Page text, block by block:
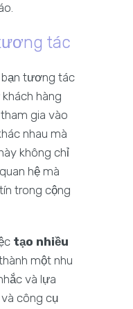
tác
bạn tương tác
hàng
gia vào
nhau mà
không chỉ
hệ mà
trong cộng
tạo nhiều
một nhu
và lựa
công cụ